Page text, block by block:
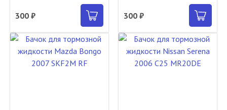
300 ₽ 300 ₽